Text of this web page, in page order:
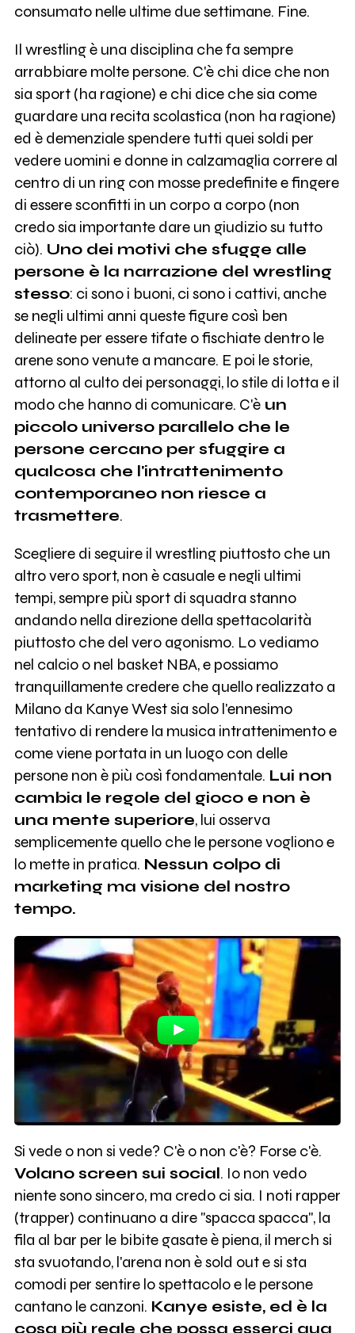
consumato nelle ultime due settimane. Fine.
Il wrestling è una disciplina che fa sempre
arrabbiare molte persone. C'è chi dice che non
sia sport (ha ragione) e chi dice che sia come
guardare una recita scolastica (non ha ragione)
ed è demenziale spendere tutti quei soldi per
vedere uomini e donne in calzamaglia correre al
centro di un ring con mosse predefinite e fingere
di essere sconfitti in un corpo a corpo (non
credo sia importante dare un giudizio su tutto
ciò). Uno dei motivi che sfugge alle
persone è la narrazione del wrestling
stesso: ci sono i buoni, ci sono i cattivi, anche
se negli ultimi anni queste figure così ben
delineate per essere tifate o fischiate dentro le
arene sono venute a mancare. E poi le storie,
attorno al culto dei personaggi, lo stile di lotta e il
modo che hanno di comunicare. C'èun
piccolo universo parallelo che le
persone cercano per sfuggire a
qualcosa che l'intrattenimento
contemporaneo non riesce a
trasmettere.
Scegliere di seguire il wrestling piuttosto che un
altro vero sport, non è casuale e negli ultimi
tempi, sempre più sport di squadra stanno
andando nella direzione della spettacolarità
piuttosto che del vero agonismo. Lo vediamo
nel calcio o nel basket NBA, e possiamo
tranquillamente credere che quello realizzato a
Milano da Kanye West sia solo l'ennesimo
tentativo di rendere la musica intrattenimento e
come viene portata in un luogo con delle
persone non è più così fondamentale. Lui non
cambia le regole del gioco e non è
una mente superiore, lui osserva
semplicemente quello che le persone vogliono e
lo mette in pratica. Nessun colpo di
marketing ma visione del nostro
tempo.
Si vede o non si vede? C'è o non c'è? Forse c'è.
Volano screen sui social. Io non vedo
niente sono sincero, ma credo ci sia. I noti rapper
(trapper) continuano a dire "spacca spacca", la
fila al bar per le bibite gasate è piena, il merch si
sta svuotando, l'arena non è sold out e si sta
comodi per sentire lo spettacolo e le persone
cantano le canzoni. Kanye esiste, ed è la
cosa più reale che possa esserci qua